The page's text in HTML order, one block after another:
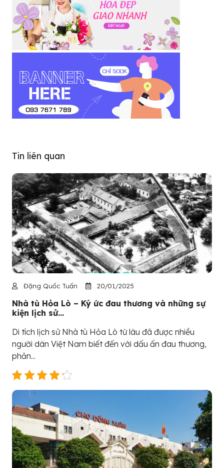
Tin liên quan
Đặng Quốc Tuấn 20/01/2025
Nhà tù Hỏa Lò – Ký ức đau thương và những sự
kiện lịch sử...
Di tích lịch sử Nhà tù Hỏa Lò từ lâu đã được nhiều
người dân Việt Nam biết đến với dấu ấn đau thương,
phản...